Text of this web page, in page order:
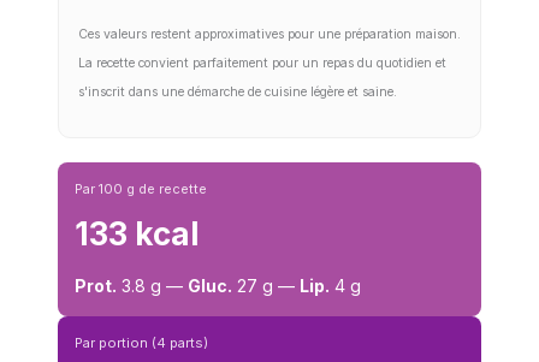
Ces valeurs restent approximatives pour une préparation maison.
La recette convient parfaitement pour un repas du quotidien et
s'inscrit dans une démarche de cuisine légère et saine.
Par 100 g de recette
133 kcal
Prot. 3.8 g — Gluc. 27 g — Lip. 4 g
Par portion (4 parts)